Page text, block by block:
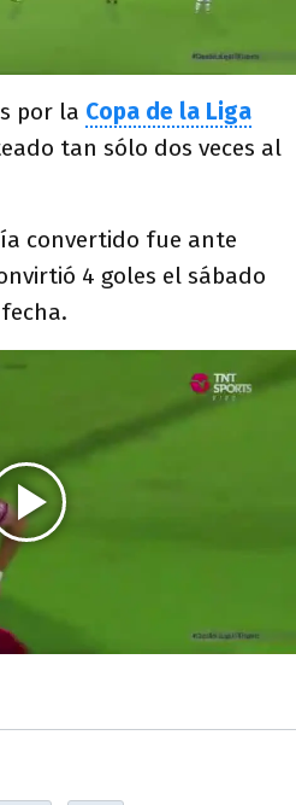
por la Copa de la Liga
tan sólo dos veces al
convertido fue ante
4 goles el sábado